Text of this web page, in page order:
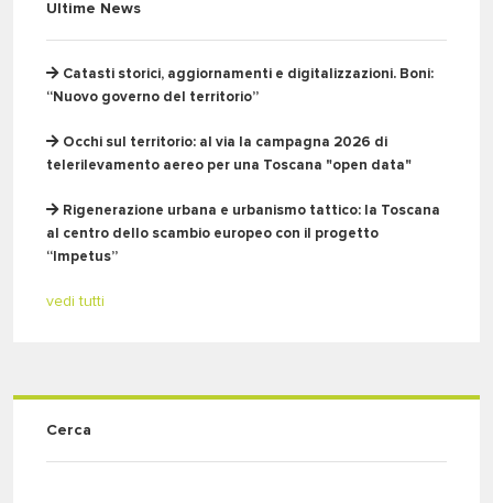
Ultime News
Catasti storici, aggiornamenti e digitalizzazioni. Boni:
“Nuovo governo del territorio”
Occhi sul territorio: al via la campagna 2026 di
telerilevamento aereo per una Toscana "open data"
Rigenerazione urbana e urbanismo tattico: la Toscana
al centro dello scambio europeo con il progetto
“Impetus”
vedi tutti
Cerca